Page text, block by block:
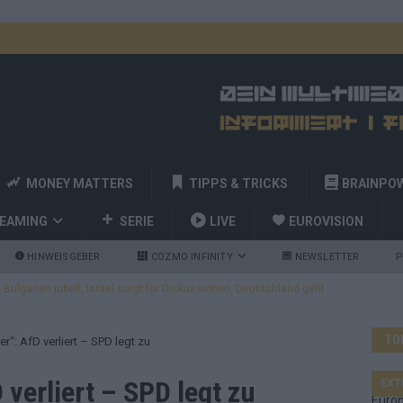
MONEY MATTERS TIPPS & TRICKS
SERIE LIVE EUROVISION
HINWEISGEBER COZMO INFINITY NEWSLETTER
Bulgarien jubelt, Israel sorgt für Diskussionen, Deutschland geht
und Billy Joel – das ESC-Finale wird eine Party
– Startreihenfolge steht, Deutschland singt als Zweites!
AfD verliert – SPD legt zu
verliert – SPD legt zu